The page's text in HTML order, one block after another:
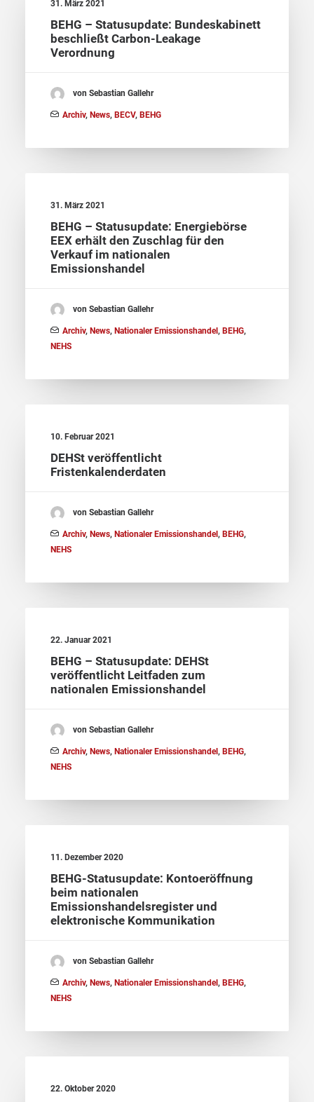
31. März 2021
BEHG – Statusupdate: Bundeskabinett
beschließt Carbon-Leakage
Verordnung
von Sebastian Gallehr
Archiv, News, BECV, BEHG
31. März 2021
BEHG – Statusupdate: Energiebörse
EEX erhält den Zuschlag für den
Verkauf im nationalen
Emissionshandel
von Sebastian Gallehr
Archiv, News, Nationaler Emissionshandel, BEHG,
NEHS
10. Februar 2021
DEHSt veröffentlicht
Fristenkalenderdaten
von Sebastian Gallehr
Archiv, News, Nationaler Emissionshandel, BEHG,
NEHS
22. Januar 2021
BEHG – Statusupdate: DEHSt
veröffentlicht Leitfaden zum
nationalen Emissionshandel
von Sebastian Gallehr
Archiv, News, Nationaler Emissionshandel, BEHG,
NEHS
11. Dezember 2020
BEHG-Statusupdate: Kontoeröffnung
beim nationalen
Emissionshandelsregister und
elektronische Kommunikation
von Sebastian Gallehr
Archiv, News, Nationaler Emissionshandel, BEHG,
NEHS
22. Oktober 2020